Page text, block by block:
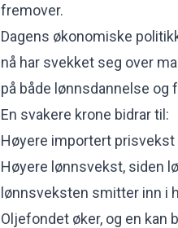
fremover.
Dagens økonomiske
nå har svekket seg over
på både lønnsdannelse
En svakere krone bidrar til:
Høyere importert prisvekst
Høyere lønnsvekst, siden
lønnsveksten smitter inn i
Oljefondet øker, og en